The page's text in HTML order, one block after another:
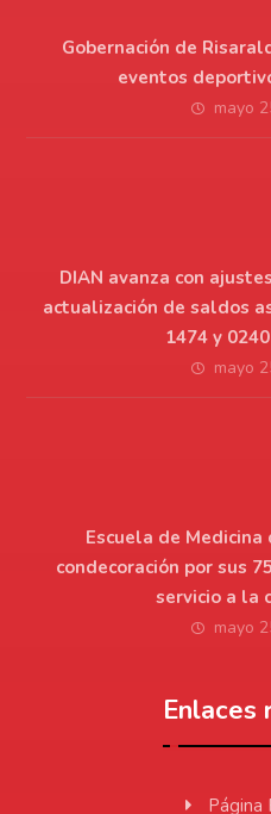
Gobernación de
eventos
mayo
DIAN avanza con
actualización de saldos
1474 y
mayo
Escuela de
condecoración por sus
servicio a la
mayo
Enlaces
Página